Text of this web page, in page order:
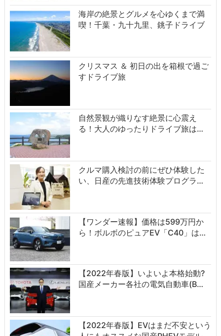
海岸の絶景とグルメを心ゆくまで満
喫！千葉・九十九里、銚子ドライブ
クリスマス ＆ 初日の出を箱根で過ご
すドライブ旅
自然景観が織りなす絶景に心震え
る！大人のゆったりドライブ旅は…
クルマ購入検討の前にぜひ体験した
い、日産の先進技術体験プログラ…
【ワンダー速報】価格は599万円か
ら！ボルボのピュアEV「C40」は…
【2022年春版】いよいよ本格始動?
国産メーカー各社の電気自動車(B…
【2022年春版】EVはまだ不安という